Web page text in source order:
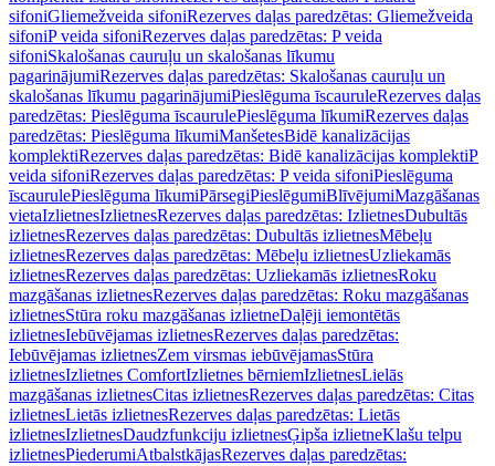
sifoniGliemežveida sifoniRezerves daļas paredzētas: Gliemežveida
sifoniP veida sifoniRezerves daļas paredzētas: P veida
sifoniSkalošanas cauruļu un skalošanas līkumu
pagarinājumiRezerves daļas paredzētas: Skalošanas cauruļu un
skalošanas līkumu pagarinājumiPieslēguma īscauruleRezerves daļas
paredzētas: Pieslēguma īscaurulePieslēguma līkumiRezerves daļas
paredzētas: Pieslēguma līkumiManšetesBidē kanalizācijas
komplektiRezerves daļas paredzētas: Bidē kanalizācijas komplektiP
veida sifoniRezerves daļas paredzētas: P veida sifoniPieslēguma
īscaurulePieslēguma līkumiPārsegiPieslēgumiBlīvējumiMazgāšanas
vietaIzlietnesIzlietnesRezerves daļas paredzētas: IzlietnesDubultās
izlietnesRezerves daļas paredzētas: Dubultās izlietnesMēbeļu
izlietnesRezerves daļas paredzētas: Mēbeļu izlietnesUzliekamās
izlietnesRezerves daļas paredzētas: Uzliekamās izlietnesRoku
mazgāšanas izlietnesRezerves daļas paredzētas: Roku mazgāšanas
izlietnesStūra roku mazgāšanas izlietneDaļēji iemontētās
izlietnesIebūvējamas izlietnesRezerves daļas paredzētas:
Iebūvējamas izlietnesZem virsmas iebūvējamasStūra
izlietnesIzlietnes ComfortIzlietnes bērniemIzlietnesLielās
mazgāšanas izlietnesCitas izlietnesRezerves daļas paredzētas: Citas
izlietnesLietās izlietnesRezerves daļas paredzētas: Lietās
izlietnesIzlietnesDaudzfunkciju izlietnesĢipša izlietneKlašu telpu
izlietnesPiederumiAtbalstkājasRezerves daļas paredzētas: